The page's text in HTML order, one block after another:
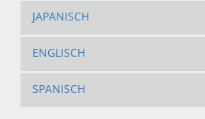
JAPANISCH
ENGLISCH
SPANISCH